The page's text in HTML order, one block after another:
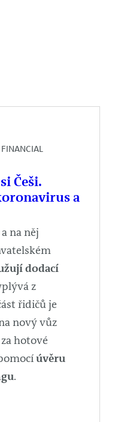
Češi.
a
a na něj
dodací
z
řidičů je
nový vůz
hotové
úvěru
.